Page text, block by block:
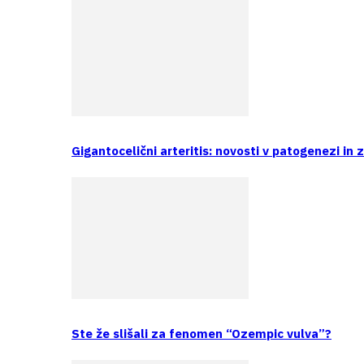
Gigantocelični arteritis: novosti v patogenezi in
Ste že slišali za fenomen “Ozempic vulva”?